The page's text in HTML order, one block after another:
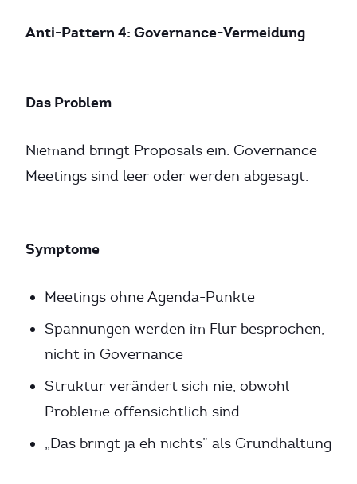
Anti-Pattern 4: Governance-Vermeidung
Das Problem
Niemand bringt Proposals ein. Governance
Meetings sind leer oder werden abgesagt.
Symptome
Meetings ohne Agenda-Punkte
Spannungen werden im Flur besprochen,
nicht in Governance
Struktur verändert sich nie, obwohl
Probleme offensichtlich sind
„Das bringt ja eh nichts” als Grundhaltung